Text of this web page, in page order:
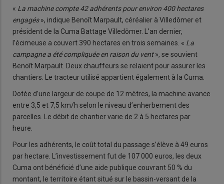
« La machine compte 42 adhérents pour environ 400 hectares
engagés», indique Benoît Marpault, céréalier à Villedômer et
président de la Cuma Battage Villedômer. L’an dernier,
l’écimeuse a couvert 390 hectares en trois semaines. « La
campagne a été compliquée en raison du vent», se souvient
Benoît Marpault. Deux chauffeurs se relaient pour assurer les
chantiers. Le tracteur utilisé appartient également à la Cuma.
Dotée d’une largeur de coupe de 12 mètres, la machine avance
entre 3,5 et 7,5 km/h selon le niveau d’enherbement des
parcelles. Le débit de chantier varie de 2 à 5 hectares par
heure.
Pour les adhérents, le coût total du passage s’élève à 49 euros
par hectare. L’investissement fut de 107 000 euros, les deux
Cuma ont bénéficié d’une aide publique couvrant 50 % du
montant, le territoire étant situé sur le bassin-versant de la